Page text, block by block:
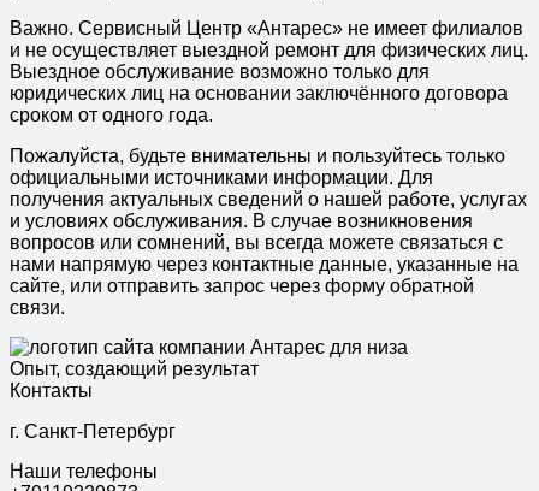
Важно. Сервисный Центр «Антарес» не имеет филиалов
и не осуществляет выездной ремонт для физических лиц.
Выездное обслуживание возможно только для
юридических лиц на основании заключённого договора
сроком от одного года.
Пожалуйста, будьте внимательны и пользуйтесь только
официальными источниками информации. Для
получения актуальных сведений о нашей работе, услугах
и условиях обслуживания. В случае возникновения
вопросов или сомнений, вы всегда можете связаться с
нами напрямую через контактные данные, указанные на
сайте, или отправить запрос через форму обратной
связи.
Опыт, создающий результат
Контакты
г. Санкт-Петербург
Наши телефоны